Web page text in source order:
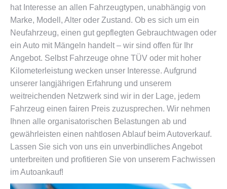
hat Interesse an allen Fahrzeugtypen, unabhängig von
Marke, Modell, Alter oder Zustand. Ob es sich um ein
Neufahrzeug, einen gut gepflegten Gebrauchtwagen oder
ein Auto mit Mängeln handelt – wir sind offen für Ihr
Angebot. Selbst Fahrzeuge ohne TÜV oder mit hoher
Kilometerleistung wecken unser Interesse. Aufgrund
unserer langjährigen Erfahrung und unserem
weitreichenden Netzwerk sind wir in der Lage, jedem
Fahrzeug einen fairen Preis zuzusprechen. Wir nehmen
Ihnen alle organisatorischen Belastungen ab und
gewährleisten einen nahtlosen Ablauf beim Autoverkauf.
Lassen Sie sich von uns ein unverbindliches Angebot
unterbreiten und profitieren Sie von unserem Fachwissen
im Autoankauf!